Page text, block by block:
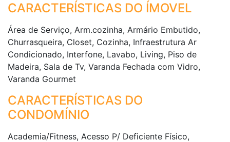
CARACTERÍSTICAS DO ÍMOVEL
Área de Serviço, Arm.cozinha, Armário Embutido,
Churrasqueira, Closet, Cozinha, Infraestrutura Ar
Condicionado, Interfone, Lavabo, Living, Piso de
Madeira, Sala de Tv, Varanda Fechada com Vidro,
Varanda Gourmet
CARACTERÍSTICAS DO
CONDOMÍNIO
Academia/Fitness, Acesso P/ Deficiente Físico,